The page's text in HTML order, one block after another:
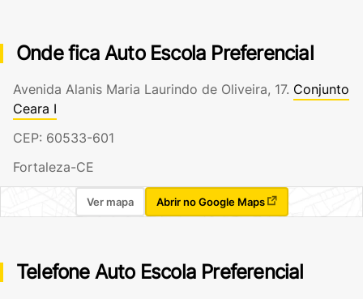
Onde fica Auto Escola Preferencial
Avenida Alanis Maria Laurindo de Oliveira, 17. Conjunto
Ceara I
CEP: 60533-601
Fortaleza-CE
Ver mapa Abrir no Google Maps
Telefone Auto Escola Preferencial